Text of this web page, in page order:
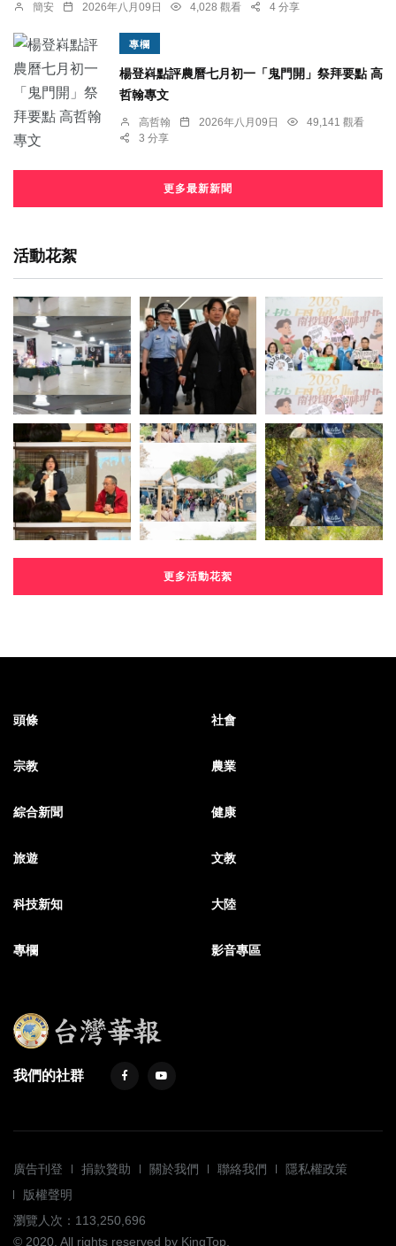
簡安 2026年八月09日 4,028 觀看 4 分享
專欄
楊登嵙點評農曆七月初一「鬼門開」祭拜要點 高
哲翰專文
高哲翰 2026年八月09日
49,141 觀看
3 分享
更多最新新聞
活動花絮
更多活動花絮
頭條 社會
宗教 農業
綜合新聞 健康
旅遊 文教
科技新知 大陸
專欄 影音專區
我們的社群
廣告刊登 捐款贊助 關於我們 聯絡我們
隱私權政策
版權聲明
瀏覽人次：113,250,696
© 2020. All rights reserved by KingTop.